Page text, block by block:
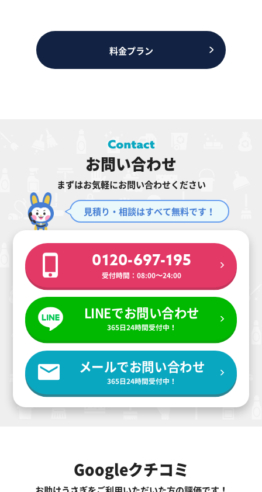
料金プラン
お問い合わせ
まずはお気軽にお問い合わせください
見積り・相談はすべて無料です！
0120-697-195
受付時間：08:00〜24:00
LINEでお問い合わせ
365日24時間受付中！
メールでお問い合わせ
365日24時間受付中！
Googleクチコミ